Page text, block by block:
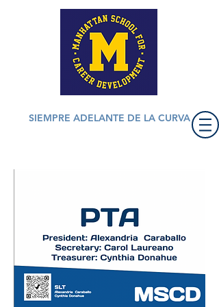
SIEMPRE ADELANTE DE LA CURVA